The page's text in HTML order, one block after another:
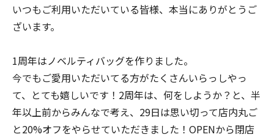
いつもご利用いただいている皆様、本当にありがとうご
ざいます。
1周年はノベルティバッグを作りました。
今でもご愛用いただいてる方がたくさんいらっしやっ
て、とても嬉しいです！2周年は、何をしようか？と、半
年以上前からみんなで考え、29日は思い切って店内丸ご
と20%オフをやらせていただきました！OPENから閉店